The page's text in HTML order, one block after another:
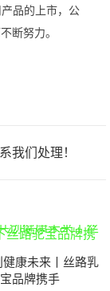
品的上市，公
断努力。
我们处理！
康未来丨丝路乳
品牌携手